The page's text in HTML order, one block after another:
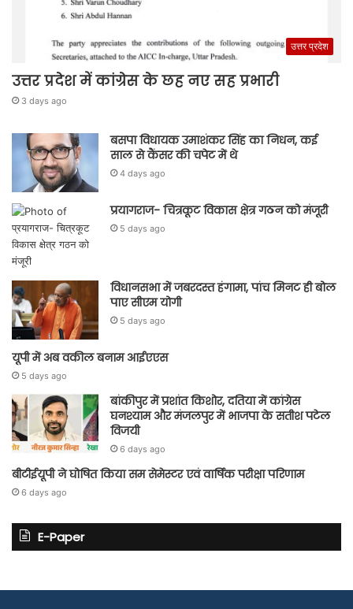
उत्तर प्रदेश
उत्तर प्रदेश में कांग्रेस के छह नए सह प्रभारी
3 days ago
बसपा विधायक उमाशंकर सिंह का निधन, कई
साल से कैंसर की चपेट में थे
4 days ago
प्रयागराज- चित्रकूट विकास क्षेत्र गठन को मंजूरी
5 days ago
विधानसभा में जबरदस्त हंगामा, पांच मिनट ही बोल
पाए सीएम योगी
5 days ago
यूपी में अब वकील बनाम आईएएस
5 days ago
बांकीपुर में प्रशांत किशोर, दतिया में कांग्रेस
घनश्याम और मंजलपुर में भाजपा के सतीश पटेल
विजयी
6 days ago
बीटीईयूपी ने घोषित किया सम सेमेस्टर एवं वार्षिक परीक्षा परिणाम
6 days ago
E-Paper